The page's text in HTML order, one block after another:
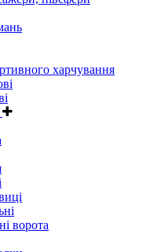
харчування
ворота